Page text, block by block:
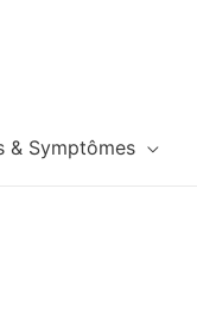
& Symptômes